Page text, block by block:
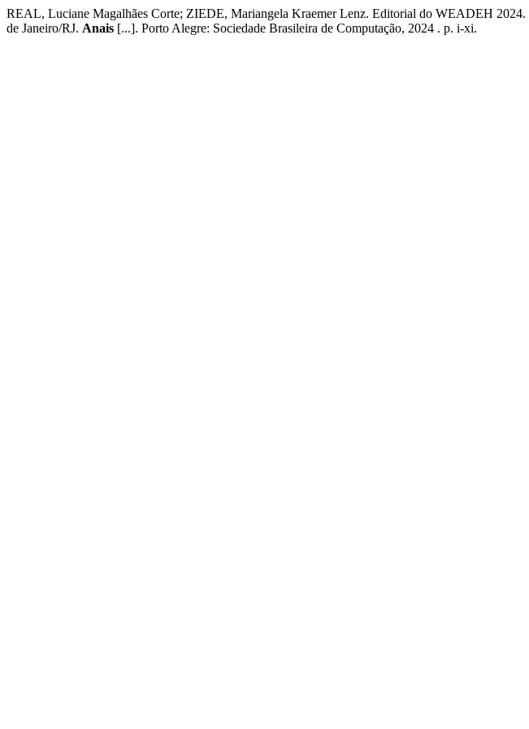
REAL, Luciane Magalhães Corte; ZIEDE, Mariangela Kraemer Lenz. Editorial do WEADEH 2024.
de Janeiro/RJ. Anais [...]. Porto Alegre: Sociedade Brasileira de Computação, 2024 . p. i-xi.